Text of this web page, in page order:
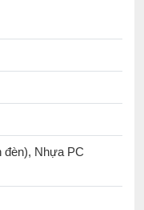
đèn), Nhựa PC